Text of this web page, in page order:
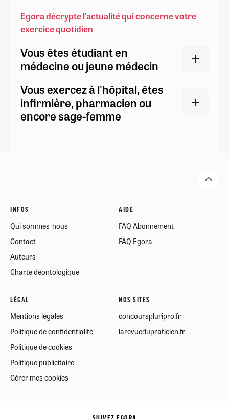
Egora décrypte l’actualité qui concerne votre
exercice quotidien
Vous êtes étudiant en
médecine ou jeune médecin
Vous exercez à l'hôpital, êtes
infirmière, pharmacien ou
encore sage-femme
INFOS
Qui sommes-nous
Contact
Auteurs
Charte déontologique
AIDE
FAQ Abonnement
FAQ Egora
LÉGAL
Mentions légales
Politique de confidentialité
Politique de cookies
Politique publicitaire
Gérer mes cookies
NOS SITES
concourspluripro.fr
larevuedupraticien.fr